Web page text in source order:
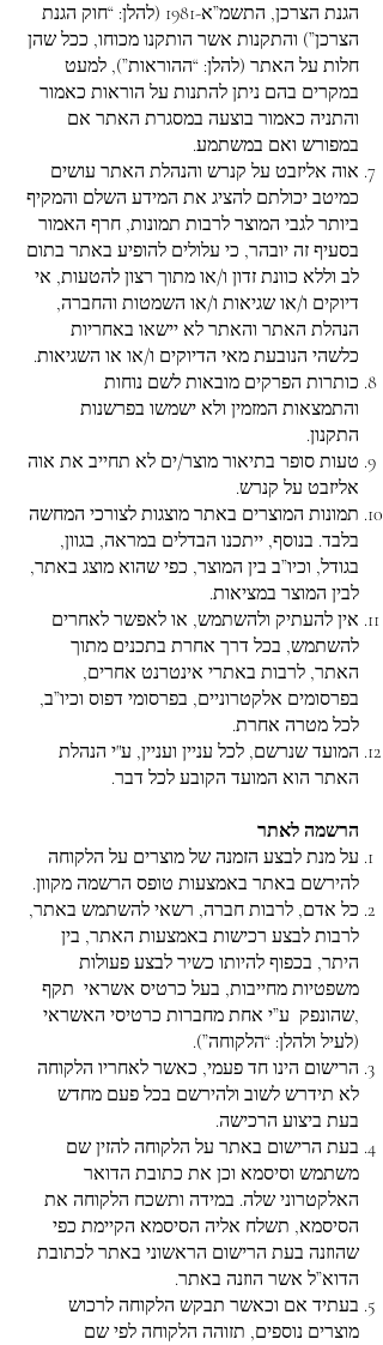
הגנת הצרכן, התשמ”א-1981 (להלן: “חוק הגנת
הצרכן”) והתקנות אשר הותקנו מכוחו, ככל שהן
חלות על האתר (להלן: “ההוראות”), למעט
במקרים בהם ניתן להתנות על הוראות כאמור
והתניה כאמור בוצעה במסגרת האתר אם
במפורש ואם במשתמע.
אוה אליזבט על קנרש והנהלת האתר עושים
כמיטב יכולתם להציג את המידע השלם והמקיף
ביותר לגבי המוצר לרבות תמונות, חרף האמור
בסעיף זה יובהר, כי עלולים להופיע באתר בתום
לב וללא כוונת זדון ו/או מתוך רצון להטעות, אי
דיוקים ו/או שגיאות ו/או השמטות והחברה,
הנהלת האתר והאתר לא יישאו באחריות
כלשהי הנובעת מאי הדיוקים ו/או או השגיאות.
כותרות הפרקים מובאות לשם נוחות
והתמצאות המזמין ולא ישמשו בפרשנות
התקנון.
טעות סופר בתיאור מוצר/ים לא תחייב את אוה
אליזבט על קנרש.
תמונות המוצרים באתר מוצגות לצורכי המחשה
בלבד. בנוסף, ייתכנו הבדלים במראה, בגוון,
בגודל, וכיו”ב בין המוצר, כפי שהוא מוצג באתר,
לבין המוצר במציאות.
אין להעתיק ולהשתמש, או לאפשר לאחרים
להשתמש, בכל דרך אחרת בתכנים מתוך
האתר, לרבות באתרי אינטרנט אחרים,
בפרסומים אלקטרוניים, בפרסומי דפוס וכיו”ב,
לכל מטרה אחרת.
המועד שנרשם, לכל עניין ועניין, ע"י הנהלת
האתר הוא המועד הקובע לכל דבר.
הרשמה לאתר
על מנת לבצע הזמנה של מוצרים על הלקוחה
להירשם באתר באמצעות טופס הרשמה מקוון.
כל אדם, לרבות חברה, רשאי להשתמש באתר,
לרבות לבצע רכישות באמצעות האתר, בין
היתר, בכפוף להיותו כשיר לבצע פעולות
משפטיות מחייבות, בעל כרטיס אשראי תקף
,שהונפק ע”י אחת מחברות כרטיסי האשראי
(לעיל ולהלן: “הלקוחה”).
הרישום הינו חד פעמי, כאשר לאחריו הלקוחה
לא תידרש לשוב ולהירשם בכל פעם מחדש
בעת ביצוע הרכישה.
בעת הרישום באתר על הלקוחה להזין שם
משתמש וסיסמא וכן את כתובת הדואר
האלקטרוני שלה. במידה ותשכח הלקוחה את
הסיסמא, תשלח אליה הסיסמא הקיימת כפי
שהוזנה בעת הרישום הראשוני באתר לכתובת
הדוא”ל אשר הוזנה באתר.
בעתיד אם וכאשר תבקש הלקוחה לרכוש
מוצרים נוספים, תזוהה הלקוחה לפי שם